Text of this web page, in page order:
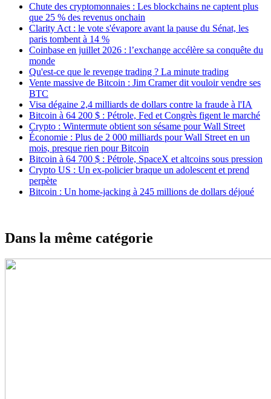
Chute des cryptomonnaies : Les blockchains ne captent plus
que 25 % des revenus onchain
Clarity Act : le vote s'évapore avant la pause du Sénat, les
paris tombent à 14 %
Coinbase en juillet 2026 : l’exchange accélère sa conquête du
monde
Qu'est-ce que le revenge trading ? La minute trading
Vente massive de Bitcoin : Jim Cramer dit vouloir vendre ses
BTC
Visa dégaine 2,4 milliards de dollars contre la fraude à l'IA
Bitcoin à 64 200 $ : Pétrole, Fed et Congrès figent le marché
Crypto : Wintermute obtient son sésame pour Wall Street
Économie : Plus de 2 000 milliards pour Wall Street en un
mois, presque rien pour Bitcoin
Bitcoin à 64 700 $ : Pétrole, SpaceX et altcoins sous pression
Crypto US : Un ex-policier braque un adolescent et prend
perpète
Bitcoin : Un home-jacking à 245 millions de dollars déjoué
Dans la même catégorie